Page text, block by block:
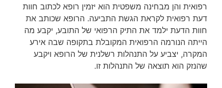
רפואית והן מבחינה משפטית הוא יזמין רופא לכתוב חוות
דעת רפואית לקראת הגשת התביעה. הרופא שכותב את
חוות הדעת ילמד את התיק הרפואי של התובע, יקבע מה
הייתה הנורמה הרפואית המקובלת בתקופה שבה אירע
המקרה, יצביע על התנהלות רשלנית של הרופא ויקבע
שהנזק הוא תוצאה של התנהלות זו.